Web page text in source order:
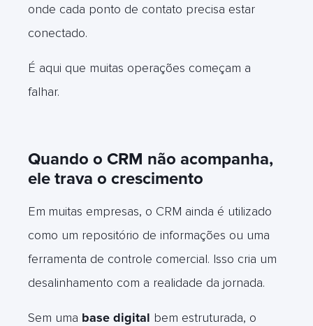
onde cada ponto de contato precisa estar
conectado.
É aqui que muitas operações começam a
falhar.
Quando o CRM não acompanha,
ele trava o crescimento
Em muitas empresas, o CRM ainda é utilizado
como um repositório de informações ou uma
ferramenta de controle comercial. Isso cria um
desalinhamento com a realidade da jornada.
Sem uma base digital bem estruturada, o